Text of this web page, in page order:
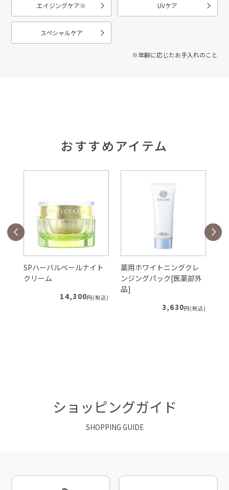
エイジングケア※ UVケア
スペシャルケア
※年齢に応じたお手入れのこと
おすすめアイテム
SPハーバルベールナイト
クリーム
14,300円(税込)
薬用ホワイトニングクレ
ンジングパック[医薬部外
品]
3,630円(税込)
ショッピングガイド
SHOPPING GUIDE